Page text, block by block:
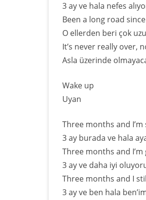
3 ay ve hala nefes
Been a long road
O ellerden beri çok
It’s never really over,
Asla üzerinde
Wake up
Uyan
Three months and
3 ay burada ve hala
Three months and
3 ay ve daha iyi
Three months and I
3 ay ve ben hala